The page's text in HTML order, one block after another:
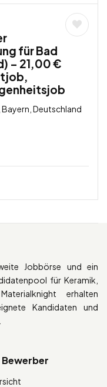
für Bad
– 21,00 €
Deutschland
Jobbörse und ein
für Keramik,
erhalten
Kandidaten und
Bewerber